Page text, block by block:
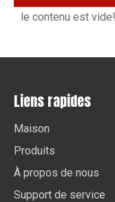
le contenu est vide!
Liens rapides
Maison
Produits
À propos de nous
Support de service